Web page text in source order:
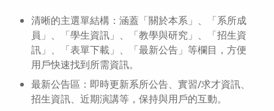
清晰的主選單結構：涵蓋「關於本系」、「系所成
員」、「學生資訊」、「教學與研究」、「招生資
訊」、「表單下載」、「最新公告」等欄目，方便
用戶快速找到所需資訊。
最新公告區：即時更新系所公告、實習/求才資訊、
招生資訊、近期演講等，保持與用戶的互動。